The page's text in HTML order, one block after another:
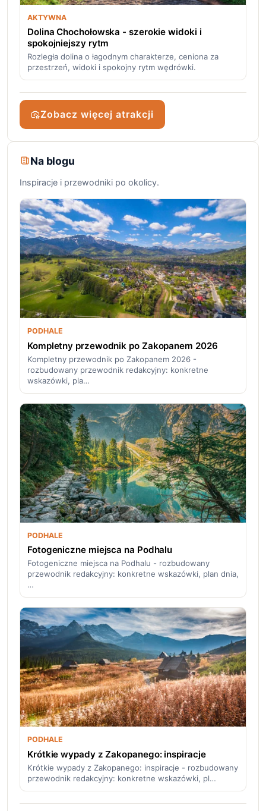
AKTYWNA
Dolina Chochołowska - szerokie widoki i
spokojniejszy rytm
Rozległa dolina o łagodnym charakterze, ceniona za
przestrzeń, widoki i spokojny rytm wędrówki.
Zobacz więcej atrakcji
Na blogu
Inspiracje i przewodniki po okolicy.
PODHALE
Kompletny przewodnik po Zakopanem 2026
Kompletny przewodnik po Zakopanem 2026 -
rozbudowany przewodnik redakcyjny: konkretne
wskazówki, pla…
PODHALE
Fotogeniczne miejsca na Podhalu
Fotogeniczne miejsca na Podhalu - rozbudowany
przewodnik redakcyjny: konkretne wskazówki, plan dnia,
…
PODHALE
Krótkie wypady z Zakopanego: inspiracje
Krótkie wypady z Zakopanego: inspiracje - rozbudowany
przewodnik redakcyjny: konkretne wskazówki, pl…